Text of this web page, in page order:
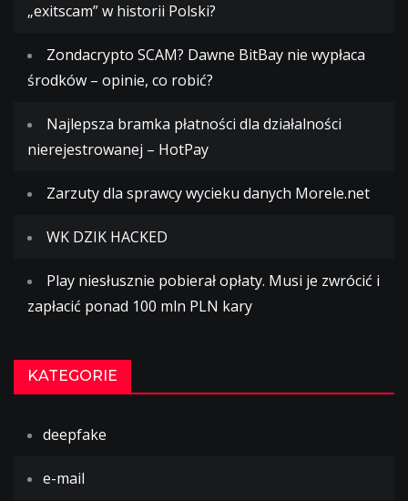
„exitscam” w historii Polski?
Zondacrypto SCAM? Dawne BitBay nie wypłaca
środków – opinie, co robić?
Najlepsza bramka płatności dla działalności
nierejestrowanej – HotPay
Zarzuty dla sprawcy wycieku danych Morele.net
WK DZIK HACKED
Play niesłusznie pobierał opłaty. Musi je zwrócić i
zapłacić ponad 100 mln PLN kary
KATEGORIE
deepfake
e-mail